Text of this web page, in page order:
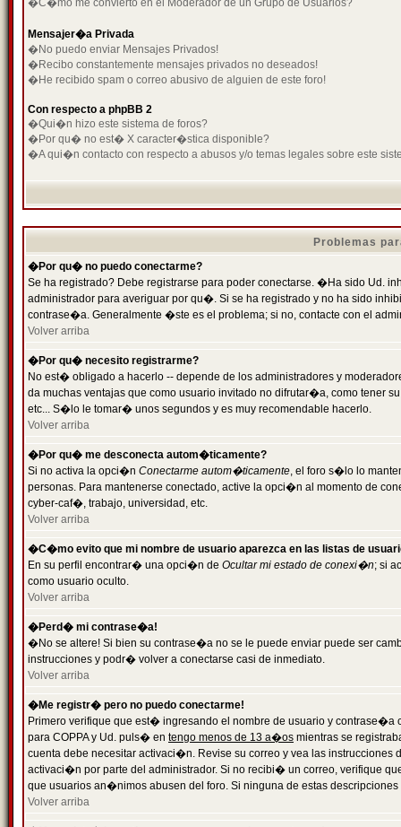
�C�mo me convierto en el Moderador de un Grupo de Usuarios?
Mensajer�a Privada
�No puedo enviar Mensajes Privados!
�Recibo constantemente mensajes privados no deseados!
�He recibido spam o correo abusivo de alguien de este foro!
Con respecto a phpBB 2
�Qui�n hizo este sistema de foros?
�Por qu� no est� X caracter�stica disponible?
�A qui�n contacto con respecto a abusos y/o temas legales sobre este
Problemas
�Por qu� no puedo conectarme?
Se ha registrado? Debe registrarse para poder conectarse. �Ha sido Ud.
administrador para averiguar por qu�. Si se ha registrado y no ha sido
contrase�a. Generalmente �ste es el problema; si no, contacte con el
Volver arriba
�Por qu� necesito registrarme?
No est� obligado a hacerlo -- depende de los administradores y
da muchas ventajas que como usuario invitado no difrutar�a, como tener
etc... S�lo le tomar� unos segundos y es muy recomendable hacerlo.
Volver arriba
�Por qu� me desconecta autom�ticamente?
Si no activa la opci�n Conectarme autom�ticamente, el foro s�lo lo
personas. Para mantenerse conectado, active la opci�n al momento de
cyber-caf�, trabajo, universidad, etc.
Volver arriba
�C�mo evito que mi nombre de usuario aparezca en las listas de
En su perfil encontrar� una opci�n de Ocultar mi estado de conexi�n; si
como usuario oculto.
Volver arriba
�Perd� mi contrase�a!
�No se altere! Si bien su contrase�a no se le puede enviar puede ser
instrucciones y podr� volver a conectarse casi de inmediato.
Volver arriba
�Me registr� pero no puedo conectarme!
Primero verifique que est� ingresando el nombre de usuario y
para COPPA y Ud. puls� en tengo menos de 13 a�os mientras se
cuenta debe necesitar activaci�n. Revise su correo y vea las
activaci�n por parte del administrador. Si no recibi� un correo, verifique
que usuarios an�nimos abusen del foro. Si ninguna de estas
Volver arriba